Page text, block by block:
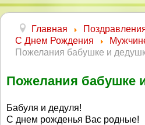
Главная
С Днем Рождения
Пожелания бабушке и
Пожелания бабушке
Бабуля и дедуля!
С днем рожденья Вас родные!